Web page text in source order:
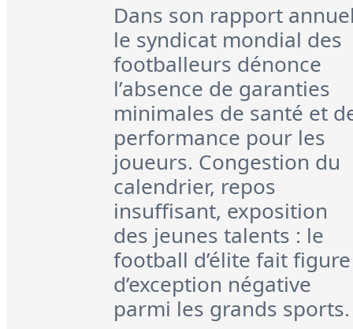
Dans son rapport
le syndicat mondial des
footballeurs dénonce
l’absence de garanties
minimales de santé et
performance pour les
joueurs. Congestion du
calendrier, repos
insuffisant, exposition
des jeunes talents : le
football d’élite fait figure
d’exception négative
parmi les grands sports.